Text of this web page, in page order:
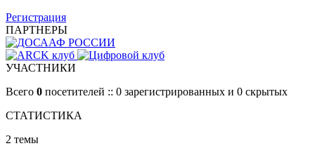
Регистрация
ПАРТНЕРЫ
УЧАСТНИКИ
Всего 0 посетителей :: 0 зарегистрированных и 0 скрытых
СТАТИСТИКА
2 темы